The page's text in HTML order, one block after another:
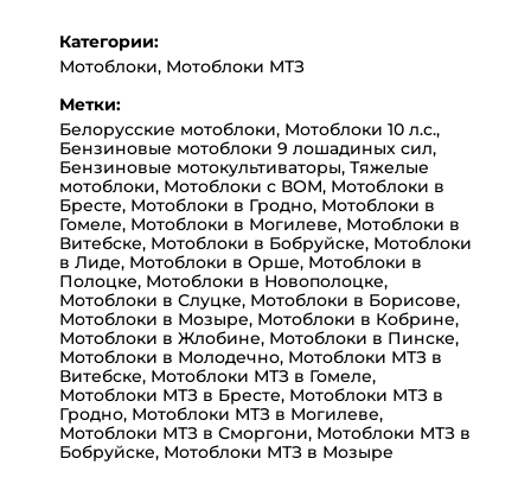
Категории:
Мотоблоки, Мотоблоки МТЗ
Метки:
Белорусские мотоблоки, Мотоблоки 10 л.с.,
Бензиновые мотоблоки 9 лошадиных сил,
Бензиновые мотокультиваторы, Тяжелые
мотоблоки, Мотоблоки с ВОМ, Мотоблоки в
Бресте, Мотоблоки в Гродно, Мотоблоки в
Гомеле, Мотоблоки в Могилеве, Мотоблоки в
Витебске, Мотоблоки в Бобруйске, Мотоблоки
в Лиде, Мотоблоки в Орше, Мотоблоки в
Полоцке, Мотоблоки в Новополоцке,
Мотоблоки в Слуцке, Мотоблоки в Борисове,
Мотоблоки в Мозыре, Мотоблоки в Кобрине,
Мотоблоки в Жлобине, Мотоблоки в Пинске,
Мотоблоки в Молодечно, Мотоблоки МТЗ в
Витебске, Мотоблоки МТЗ в Гомеле,
Мотоблоки МТЗ в Бресте, Мотоблоки МТЗ в
Гродно, Мотоблоки МТЗ в Могилеве,
Мотоблоки МТЗ в Сморгони, Мотоблоки МТЗ в
Бобруйске, Мотоблоки МТЗ в Мозыре